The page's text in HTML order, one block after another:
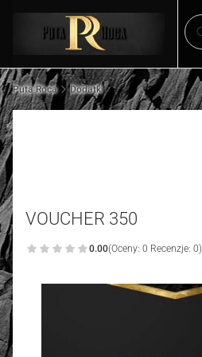
Puta Roca Dodatki
VOUCHER 350
0.00(Oceny: 0 Recenzje: 0)